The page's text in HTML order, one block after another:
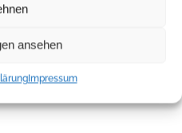
ansehen
Impressum
Sparkasse Dresden
06 Juli 2026